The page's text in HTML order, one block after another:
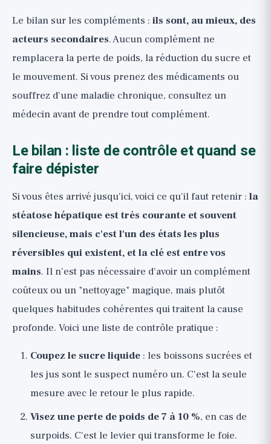
Le bilan sur les compléments : ils sont, au mieux, des
acteurs secondaires. Aucun complément ne
remplacera la perte de poids, la réduction du sucre et
le mouvement. Si vous prenez des médicaments ou
souffrez d'une maladie chronique, consultez un
médecin avant de prendre tout complément.
Le bilan : liste de contrôle et quand se
faire dépister
Si vous êtes arrivé jusqu'ici, voici ce qu'il faut retenir : la
stéatose hépatique est très courante et souvent
silencieuse, mais c'est l'un des états les plus
réversibles qui existent, et la clé est entre vos
mains. Il n'est pas nécessaire d'avoir un complément
coûteux ou un "nettoyage" magique, mais plutôt
quelques habitudes cohérentes qui traitent la cause
profonde. Voici une liste de contrôle pratique :
Coupez le sucre liquide : les boissons sucrées et
les jus sont le suspect numéro un. C'est la seule
mesure avec le retour le plus rapide.
Visez une perte de poids de 7 à 10 %, en cas de
surpoids. C'est le levier qui transforme le foie.